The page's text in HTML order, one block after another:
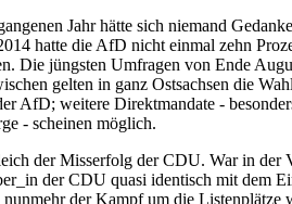
Jahr hätte sich niemand
hatte die AfD nicht einmal zehn
Die jüngsten Umfragen von Ende
gelten in ganz Ostsachsen die
AfD; weitere Direktmandate -
- scheinen möglich.
der Misserfolg der CDU. War in der
der CDU quasi identisch mit dem
der Kampf um die Listenplätze